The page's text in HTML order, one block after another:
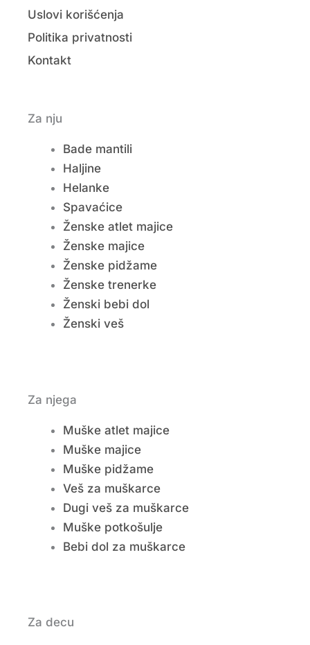
Uslovi korišćenja
Politika privatnosti
Kontakt
Za nju
Bade mantili
Haljine
Helanke
Spavaćice
Ženske atlet majice
Ženske majice
Ženske pidžame
Ženske trenerke
Ženski bebi dol
Ženski veš
Za njega
Muške atlet majice
Muške majice
Muške pidžame
Veš za muškarce
Dugi veš za muškarce
Muške potkošulje
Bebi dol za muškarce
Za decu